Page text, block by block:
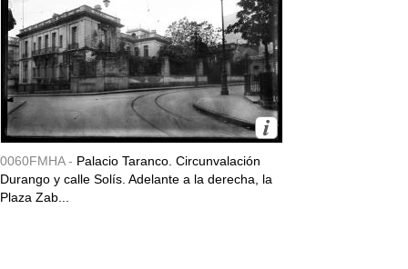
0060FMHA - Palacio Taranco. Circunvalación
Durango y calle Solís. Adelante a la derecha, la
Plaza Zab...